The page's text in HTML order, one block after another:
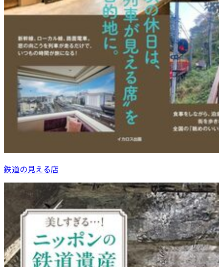
鉄道の見える店